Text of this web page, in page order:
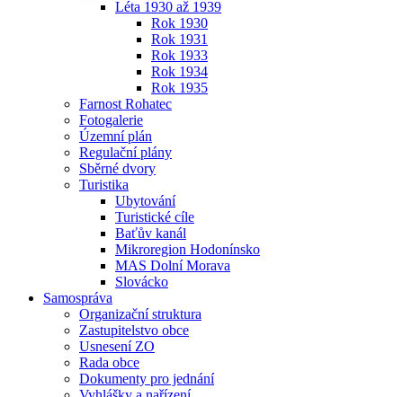
Léta 1930 až 1939
Rok 1930
Rok 1931
Rok 1933
Rok 1934
Rok 1935
Farnost Rohatec
Fotogalerie
Územní plán
Regulační plány
Sběrné dvory
Turistika
Ubytování
Turistické cíle
Baťův kanál
Mikroregion Hodonínsko
MAS Dolní Morava
Slovácko
Samospráva
Organizační struktura
Zastupitelstvo obce
Usnesení ZO
Rada obce
Dokumenty pro jednání